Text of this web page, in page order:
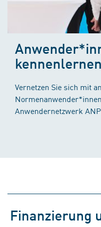
kennenlernen
Vernetzen Sie sich mit
Anwendernetzwerk
Finanzierung